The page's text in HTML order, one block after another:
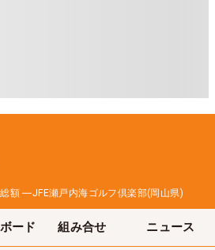
額 ―JFE瀬戸内海ゴルフ倶楽部(岡山県)
ード 組み合せ ニュース